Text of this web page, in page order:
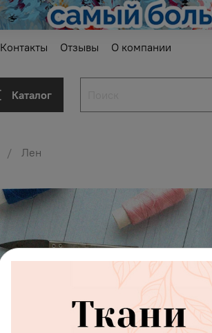
Контакты Отзывы О компании
Каталог
Лен